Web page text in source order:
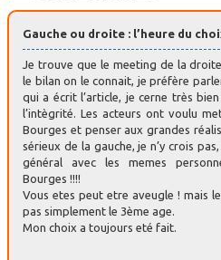
Gauche ou droite : l’heure du
Je trouve que le meeting de la
le bilan on le connait, je préfère
qui a écrit l’article, je cerne très
l’intègrité. Les acteurs ont voulu
Bourges et penser aux grandes
sérieux de la gauche, je n’y crois
général avec les memes
Bourges !!!!
Vous etes peut etre aveugle ! mais
pas simplement le 3ème age.
Mon choix a toujours eté fait.